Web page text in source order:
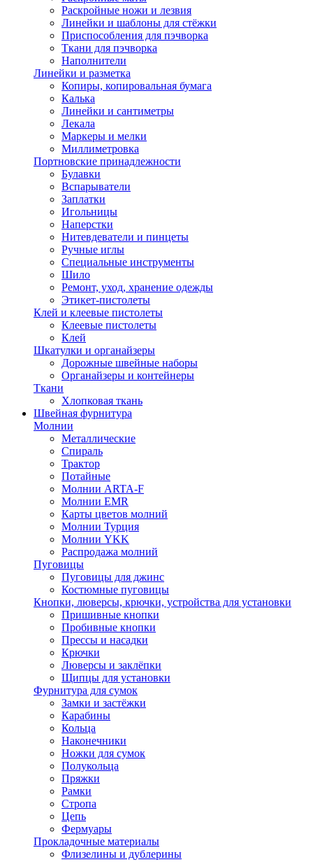
Раскройные ножи и лезвия
Линейки и шаблоны для стёжки
Приспособления для пэчворка
Ткани для пэчворка
Наполнители
Линейки и разметка
Копиры, копировальная бумага
Калька
Линейки и сантиметры
Лекала
Маркеры и мелки
Миллиметровка
Портновские принадлежности
Булавки
Вспарыватели
Заплатки
Игольницы
Наперстки
Нитевдеватели и пинцеты
Ручные иглы
Специальные инструменты
Шило
Ремонт, уход, хранение одежды
Этикет-пистолеты
Клей и клеевые пистолеты
Клеевые пистолеты
Клей
Шкатулки и органайзеры
Дорожные швейные наборы
Органайзеры и контейнеры
Ткани
Хлопковая ткань
Швейная фурнитура
Молнии
Металлические
Спираль
Трактор
Потайные
Молнии ARTA-F
Молнии EMR
Карты цветов молний
Молнии Турция
Молнии YKK
Распродажа молний
Пуговицы
Пуговицы для джинс
Костюмные пуговицы
Кнопки, люверсы, крючки, устройства для установки
Пришивные кнопки
Пробивные кнопки
Прессы и насадки
Крючки
Люверсы и заклёпки
Щипцы для установки
Фурнитура для сумок
Замки и застёжки
Карабины
Кольца
Наконечники
Ножки для сумок
Полукольца
Пряжки
Рамки
Стропа
Цепь
Фермуары
Прокладочные материалы
Флизелины и дублерины